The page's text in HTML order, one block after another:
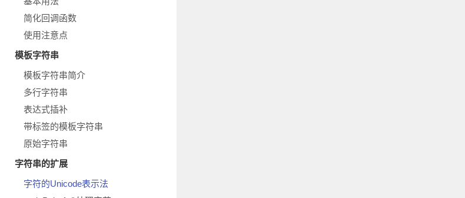
简化回调函数
使用注意点
模板字符串
模板字符串简介
多行字符串
表达式插补
带标签的模板字符串
原始字符串
字符串的扩展
字符的Unicode表示法